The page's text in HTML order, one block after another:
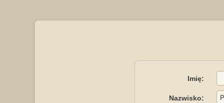
Imię:
Nazwisko: